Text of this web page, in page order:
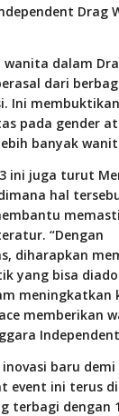
Drag
dalam
dari
Ini
pada gender
banyak
ini juga turut
hal
“Dengan
diharapkan
yang bisa
meningkatkan
memberikan
baru
event ini terus
terbagi dengan